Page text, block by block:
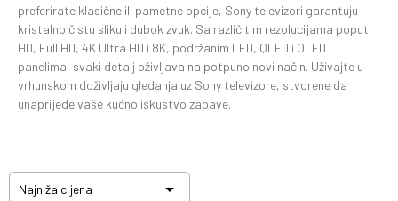
preferirate klasične ili pametne opcije, Sony televizori garantuju
kristalno čistu sliku i dubok zvuk. Sa različitim rezolucijama poput
HD, Full HD, 4K Ultra HD i 8K, podržanim LED, QLED i OLED
panelima, svaki detalj oživljava na potpuno novi način. Uživajte u
vrhunskom doživljaju gledanja uz Sony televizore, stvorene da
unaprijede vaše kućno iskustvo zabave.
Najniža cijena 